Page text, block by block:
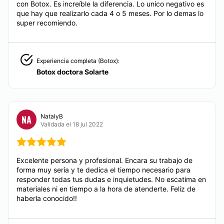
El drenaje linfático manual es un masaje rítmico,
suave, sutil, que se realiza para estimular el sistema
Es una terapia para mejorar retención de líquidos,
inflamaciones, problemas circulatorios en general y
problemas del sistema nervioso (dolores de cabeza y
neuralgias). El sistema linfático es el encargado de
hinchazón y a reducir el estrés.
MEDICINA ORTOMOLECULAR
En medicina ortemolecular contamos con
sueroterapia, tenemos disponibles: Quelación
Suero remineralizante
con Botox. Es increíble la diferencia. Lo unico negativo es
que hay que realizarlo cada 4 o 5 meses. Por lo demas lo
super recomiendo.
Experiencia completa (Botox):
Botox doctora Solarte
NA
NatalyB
Validada el 18 jul 2022
Excelente persona y profesional. Encara su trabajo de
forma muy sería y te dedica el tiempo necesario para
responder todas tus dudas e inquietudes. No escatima en
materiales ni en tiempo a la hora de atenderte. Feliz de
haberla conocido!!